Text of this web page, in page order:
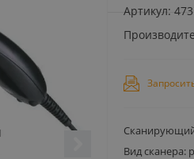
Артикул:
Сканирующий
Вид сканера: